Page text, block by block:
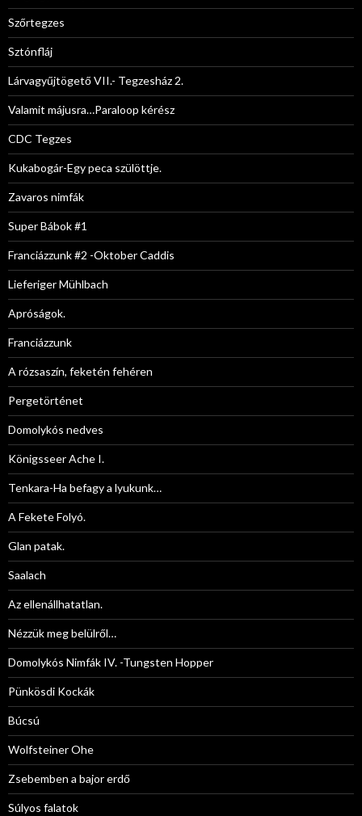
Szőrtegzes
Sztónfláj
Lárvagyűjtögető VII.- Tegzesház 2.
Valamit májusra…Paraloop kérész
CDC Tegzes
Kukabogár-Egy peca szülöttje.
Zavaros nimfák
Super Bábok #1
Franciázzunk #2 -Oktober Caddis
Lieferiger Mühlbach
Apróságok.
Franciázzunk
A rózsaszín, feketén fehéren
Pergetörténet
Domolykós nedves
Königsseer Ache I.
Tenkara-Ha befagy a lyukunk…
A Fekete Folyó.
Glan patak.
Saalach
Az ellenállhatatlan.
Nézzük meg belülről…
Domolykós Nimfák IV. -Tungsten Hopper
Pünkösdi Kockák
Búcsú
Wolfsteiner Ohe
Zsebemben a bajor erdő
Súlyos falatok